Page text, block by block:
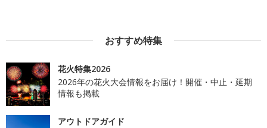
おすすめ特集
花火特集2026
2026年の花火大会情報をお届け！開催・中止・延期
情報も掲載
アウトドアガイド